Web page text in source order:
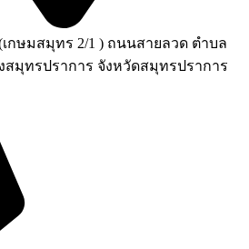
เกษมสมุทร 2/1 ) ถนนสายลวด ตำบล
สมุทรปราการ จังหวัดสมุทรปราการ